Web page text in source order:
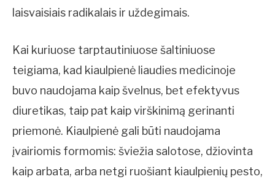
laisvaisiais radikalais ir uždegimais.
Kai kuriuose tarptautiniuose šaltiniuose
teigiama, kad kiaulpienė liaudies medicinoje
buvo naudojama kaip švelnus, bet efektyvus
diuretikas, taip pat kaip virškinimą gerinanti
priemonė. Kiaulpienė gali būti naudojama
įvairiomis formomis: šviežia salotose, džiovinta
kaip arbata, arba netgi ruošiant kiaulpienių pesto,